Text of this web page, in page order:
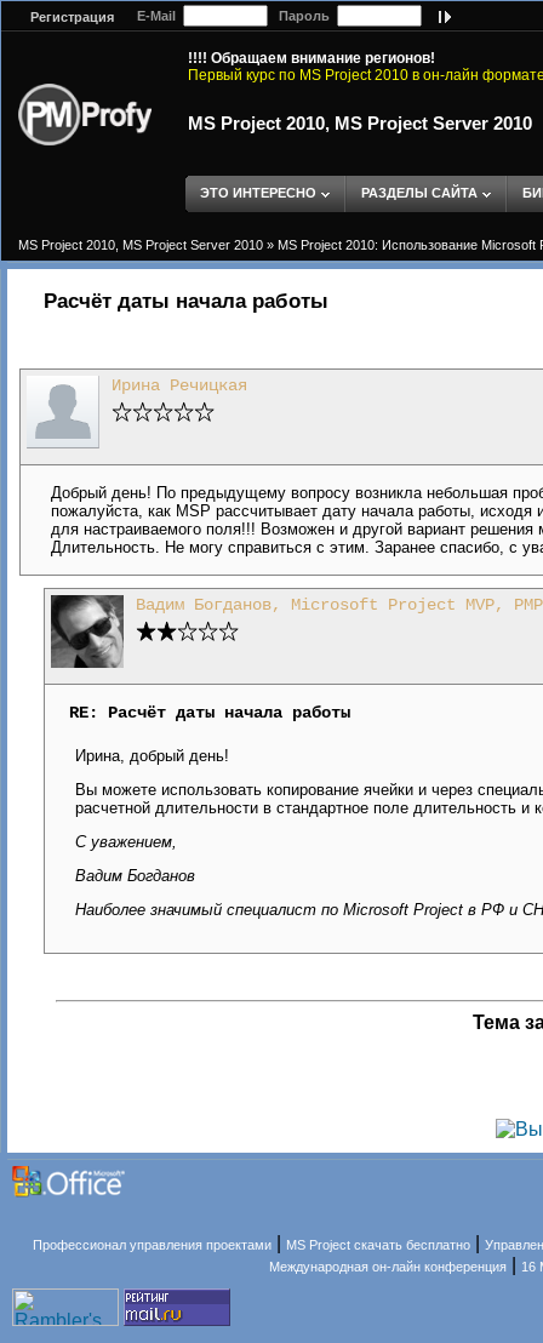
Регистрация E-Mail Пароль
!!!! Обращаем внимание регионов!
Первый курс по MS Project 2010 в он-лайн
MS Project 2010, MS Project Server 2010
ЭТО ИНТЕРЕСНО РАЗДЕЛЫ САЙТА
MS Project 2010, MS Project Server 2010 » MS Project 2010: Использование Microsoft
Расчёт даты начала работы
Ирина Речицкая
Добрый день! По предыдущему вопросу возникла небольшая
пожалуйста, как MSP рассчитывает дату начала работы,
для настраиваемого поля!!! Возможен и другой вариант
Длительность. Не могу справиться с этим. Заранее спасибо, с
Вадим Богданов, Microsoft Project MVP,
RE: Расчёт даты начала работы
Ирина, добрый день!
Вы можете использовать копирование ячейки и через
расчетной длительности в стандартное поле длительность
С уважением,
Вадим Богданов
Наиболее значимый специалист по Microsoft Project в РФ и
Тема
Профессионал управления проектами MS Project скачать бесплатно |
Международная он-лайн конференция
16